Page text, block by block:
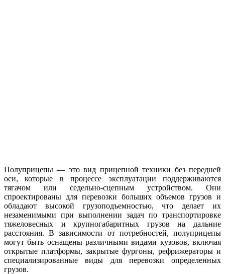
Полуприцепы — это вид прицепной техники без передней
оси, которые в процессе эксплуатации поддерживаются
тягачом или седельно-сцепным устройством. Они
спроектированы для перевозки больших объемов грузов и
обладают высокой грузоподъемностью, что делает их
незаменимыми при выполнении задач по транспортировке
тяжеловесных и крупногабаритных грузов на дальние
расстояния. В зависимости от потребностей, полуприцепы
могут быть оснащены различными видами кузовов, включая
открытые платформы, закрытые фургоны, рефрижераторы и
специализированные виды для перевозки определенных
грузов.